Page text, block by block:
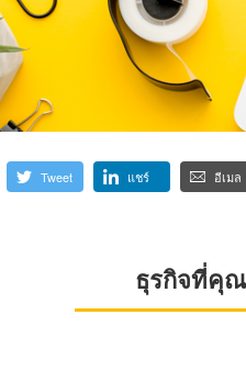
Tweet แชร์ อีเมล
ธุรกิจที่คุ